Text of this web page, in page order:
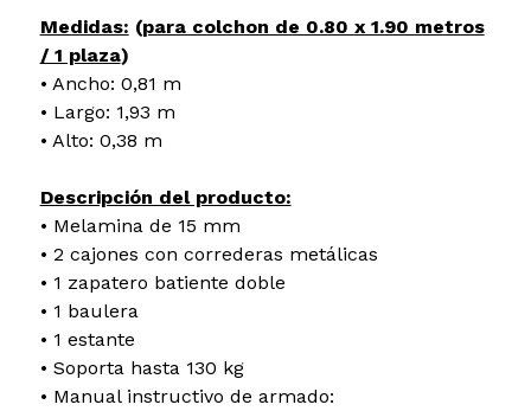
Medidas: (para colchon de 0.80 x 1.90 metros
/ 1 plaza)
• Ancho: 0,81 m
• Largo: 1,93 m
• Alto: 0,38 m
Descripción del producto:
• Melamina de 15 mm
• 2 cajones con correderas metálicas
• 1 zapatero batiente doble
• 1 baulera
• 1 estante
• Soporta hasta 130 kg
• Manual instructivo de armado: